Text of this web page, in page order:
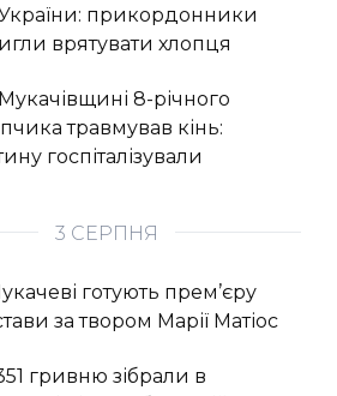
прикордонники
врятувати хлопця
8-річного
травмував кінь:
госпіталізували
3 СЕРПНЯ
готують прем’єру
за твором Марії Матіос
гривню зібрали в